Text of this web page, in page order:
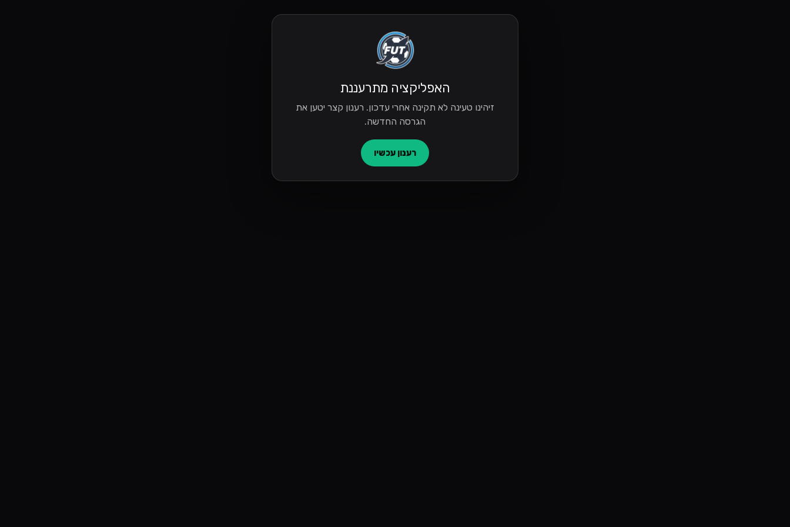
האפליקציה מתרעננת
זיהינו טעינה לא תקינה אחרי עדכון. רענון קצר יטען את
הגרסה החדשה.
רענון עכשיו